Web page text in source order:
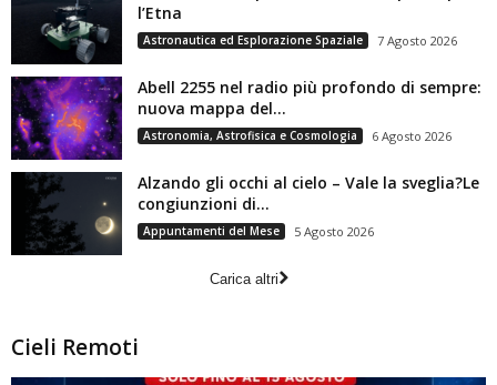
l’Etna
Astronautica ed Esplorazione Spaziale 7 Agosto 2026
Abell 2255 nel radio più profondo di sempre:
nuova mappa del...
Astronomia, Astrofisica e Cosmologia 6 Agosto 2026
Alzando gli occhi al cielo – Vale la sveglia?Le
congiunzioni di...
Appuntamenti del Mese 5 Agosto 2026
Carica altri
Cieli Remoti